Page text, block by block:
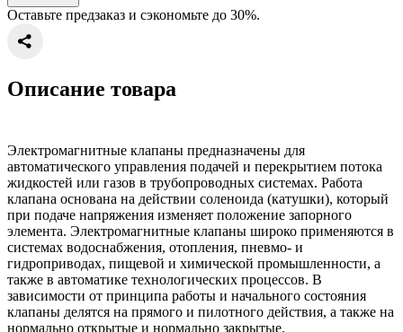
Оставьте предзаказ и сэкономьте до 30%.
Описание товара
Электромагнитные клапаны предназначены для
автоматического управления подачей и перекрытием потока
жидкостей или газов в трубопроводных системах. Работа
клапана основана на действии соленоида (катушки), который
при подаче напряжения изменяет положение запорного
элемента. Электромагнитные клапаны широко применяются в
системах водоснабжения, отопления, пневмо- и
гидроприводах, пищевой и химической промышленности, а
также в автоматике технологических процессов. В
зависимости от принципа работы и начального состояния
клапаны делятся на прямого и пилотного действия, а также на
нормально открытые и нормально закрытые.